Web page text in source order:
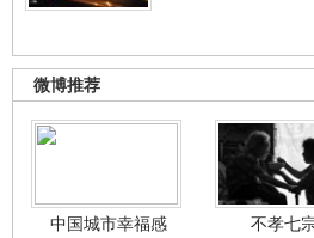
微博推荐
中国城市幸福感
不孝七